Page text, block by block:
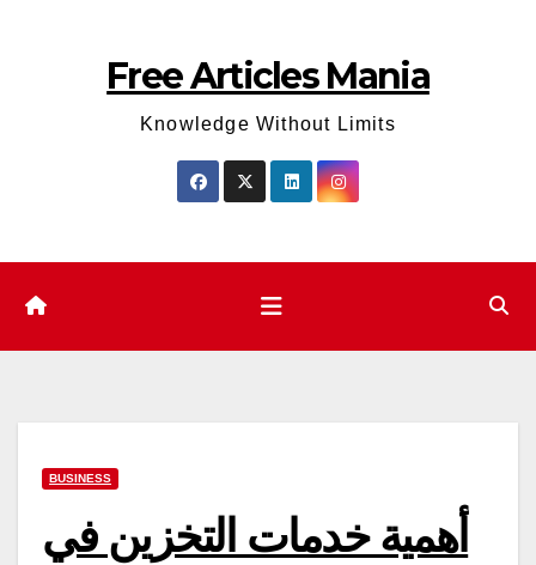
Free Articles Mania
Knowledge Without Limits
BUSINESS
أهمية خدمات التخزين في